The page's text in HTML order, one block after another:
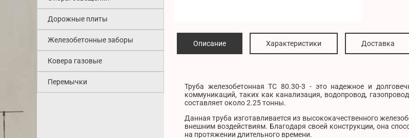
Дорожные плиты
Железобетонные заборы
Ковера газовые
Перемычки
Описание Характеристики Доставка
Труба железобетонная ТС 80.30-3 - это надежное и
коммуникаций, таких как канализация, водопровод,
составляет около 2.25 тонны.
Данная труба изготавливается из высококачественного
внешним воздействиям. Благодаря своей конструкции, она
на протяжении длительного времени.